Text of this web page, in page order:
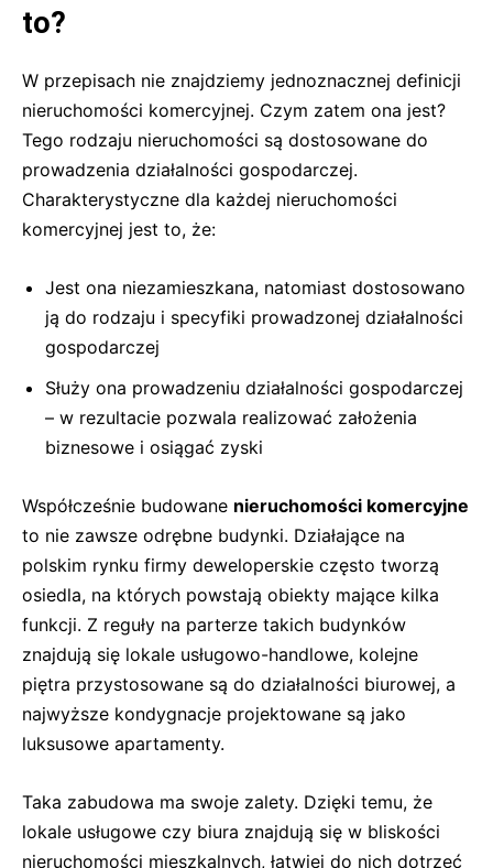
to?
W przepisach nie znajdziemy jednoznacznej definicji
nieruchomości komercyjnej. Czym zatem ona jest?
Tego rodzaju nieruchomości są dostosowane do
prowadzenia działalności gospodarczej.
Charakterystyczne dla każdej nieruchomości
komercyjnej jest to, że:
Jest ona niezamieszkana, natomiast dostosowano
ją do rodzaju i specyfiki prowadzonej działalności
gospodarczej
Służy ona prowadzeniu działalności gospodarczej
– w rezultacie pozwala realizować założenia
biznesowe i osiągać zyski
Współcześnie budowane nieruchomości komercyjne
to nie zawsze odrębne budynki. Działające na
polskim rynku firmy deweloperskie często tworzą
osiedla, na których powstają obiekty mające kilka
funkcji. Z reguły na parterze takich budynków
znajdują się lokale usługowo-handlowe, kolejne
piętra przystosowane są do działalności biurowej, a
najwyższe kondygnacje projektowane są jako
luksusowe apartamenty.
Taka zabudowa ma swoje zalety. Dzięki temu, że
lokale usługowe czy biura znajdują się w bliskości
nieruchomości mieszkalnych, łatwiej do nich dotrzeć